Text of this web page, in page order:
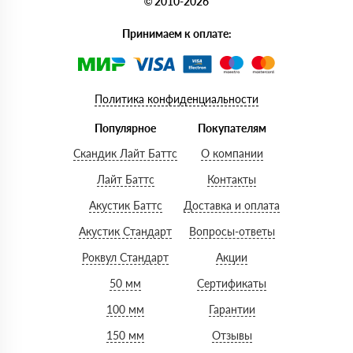
Принимаем к оплате:
Политика конфиденциальности
Популярное
Скандик Лайт Баттс
Лайт Баттс
Акустик Баттс
Акустик Стандарт
Роквул Стандарт
50 мм
100 мм
150 мм
Покупателям
О компании
Контакты
Доставка и оплата
Вопросы-ответы
Акции
Сертификаты
Гарантии
Отзывы